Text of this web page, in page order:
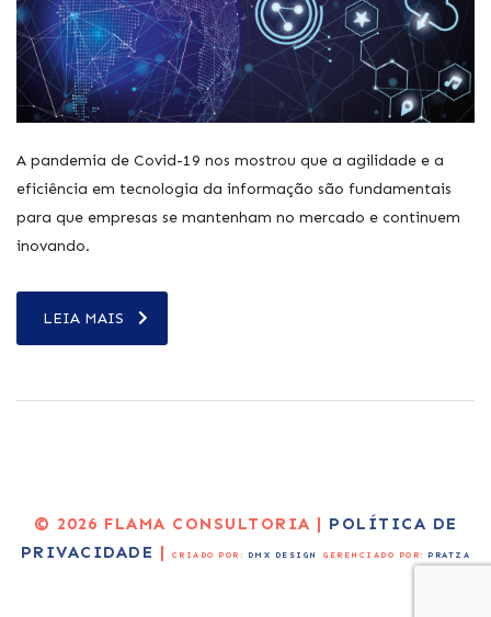
A pandemia de Covid-19 nos mostrou que a agilidade e a
eficiência em tecnologia da informação são fundamentais
para que empresas se mantenham no mercado e continuem
inovando.
LEIA MAIS
© 2026 FLAMA CONSULTORIA | POLÍTICA DE
PRIVACIDADE | CRIADO POR: DMX DESIGN GERENCIADO POR: PRATZA